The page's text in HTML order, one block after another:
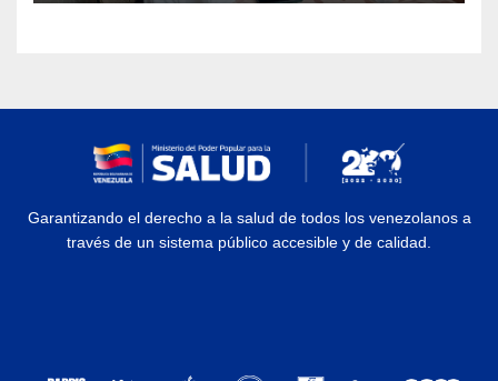
Garantizando el derecho a la salud de todos los venezolanos a
través de un sistema público accesible y de calidad.